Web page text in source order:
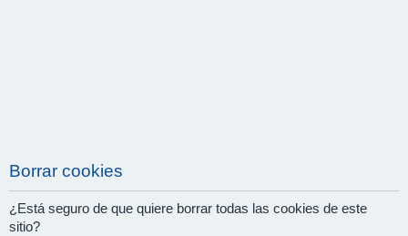
Borrar cookies
¿Está seguro de que quiere borrar todas las cookies de este
sitio?